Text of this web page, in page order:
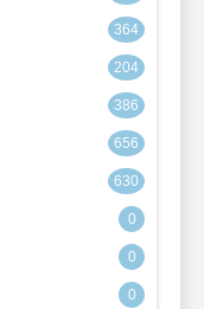
364
204
386
656
630
0
0
0